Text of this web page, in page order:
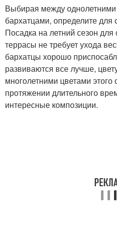
Выбирая между
бархатцами, определите
Посадка на летний сезон
террасы не требует ухода
бархатцы хорошо
развиваются все лучше,
многолетними цветами
протяжении длительного
интересные композиции.